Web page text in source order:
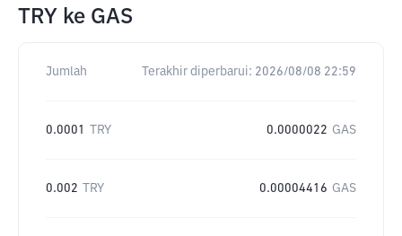
TRY ke GAS
Jumlah Terakhir diperbarui: 2026/08/08 22:59
0.0001 TRY 0.0000022 GAS
0.002 TRY 0.00004416 GAS